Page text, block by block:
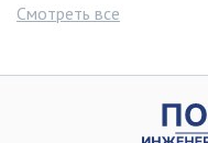
Смотреть все